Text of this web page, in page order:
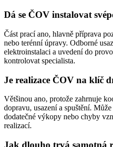
Dá se ČOV instalovat
Část prací ano, hlavně příprava
nebo terénní úpravy. Odborné
elektroinstalaci a uvedení do
kontrolovat specialista.
Je realizace ČOV na klíč
Většinou ano, protože zahrnuje
dopravu, usazení a spuštění.
dodatečné výkopy nebo chyby
realizací.
Jak dlouho trvá samotná